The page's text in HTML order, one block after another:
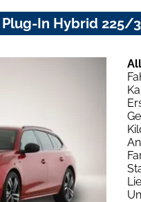
Plug-In Hybrid 225/